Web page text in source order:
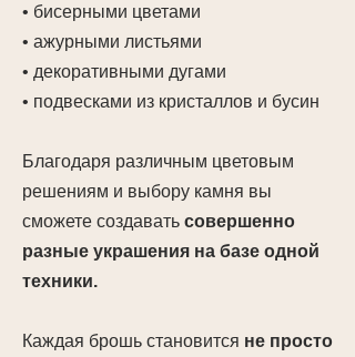
навыки и хочетосвоить новые
техники и расширить свои
возможности в создании
украшений.
• бисерными цветами
• ажурными листьями
• декоративными дугами
• подвесками из кристаллов и бусин
Благодаря различным цветовым
решениям и выбору камня вы
сможете создавать совершенно
разные украшения на базе одной
техники.
Каждая брошь становится не просто